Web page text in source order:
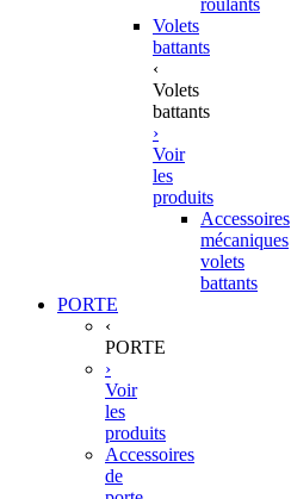
Volets
battants
‹
Volets
battants
›
Voir
les
produits
Accessoires
mécaniques
volets
battants
PORTE
‹
PORTE
›
Voir
les
produits
Accessoires
de